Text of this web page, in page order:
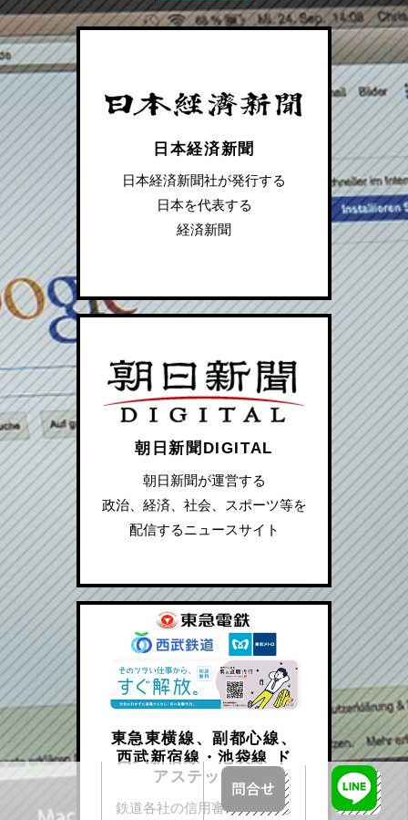
日本経済新聞
日本経済新聞社が発行する
日本を代表する
経済新聞
朝日新聞DIGITAL
朝日新聞が運営する
政治、経済、社会、スポーツ等を
配信するニュースサイト
東急東横線、副都心線、
西武新宿線・池袋線 ド
アステッカー
鉄道各社の信用審査を通過し